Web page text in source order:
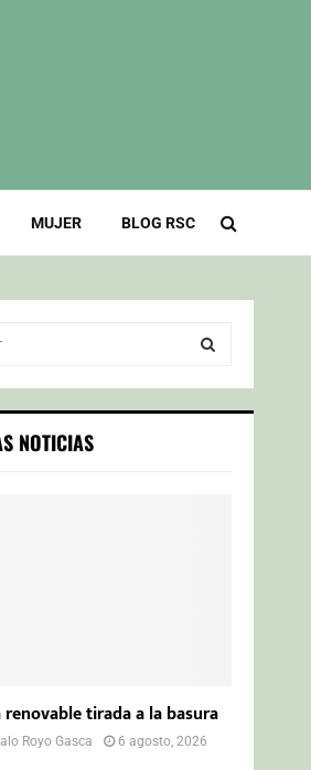
MUJER BLOG RSC
S
NOTICIAS
renovable tirada a la basura
Royo Gasca
6 agosto, 2026